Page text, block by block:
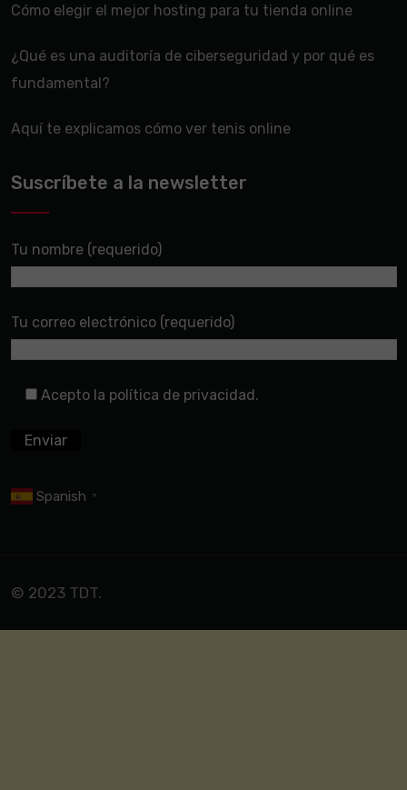
Cómo elegir el mejor hosting para tu tienda online
¿Qué es una auditoría de ciberseguridad y por qué es
fundamental?
Aquí te explicamos cómo ver tenis online
Suscríbete a la newsletter
Tu nombre (requerido)
Tu correo electrónico (requerido)
Acepto la política de privacidad.
Spanish ▼
© 2023 TDT.